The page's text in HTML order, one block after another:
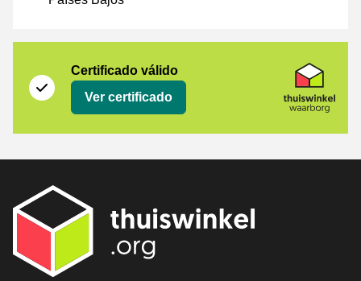
Certificado válido
Ver certificado